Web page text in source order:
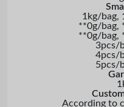
1kg/bag,
**0g/bag,
**0g/bag,
3pcs/
4pcs/
5pcs/
According to